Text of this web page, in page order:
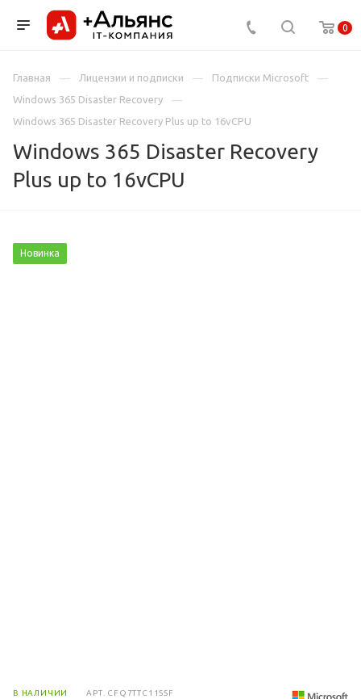
0
Главная Лицензии и подписки
Подписки Microsoft
Windows 365 Disaster Recovery
Windows 365 Disaster Recovery Plus up to 16vCPU
Windows 365 Disaster Recovery
Plus up to 16vCPU
В НАЛИЧИИ АРТ. CFQ7TTC11SSF
Новинка